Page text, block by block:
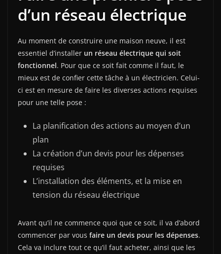
d’un réseau électrique
Au moment de construire une maison neuve, il est
essentiel d’installer un réseau électrique qui soit
fonctionnel. Pour que ce soit fait comme il faut, le
mieux est de confier cette tâche à un électricien. Celui-
ci est en mesure de faire les diverses actions requises
pour une telle pose :
La planification des actions au moyen d’un
plan
La création d’un devis pour les dépenses
requises
L’installation des éléments, et la mise en
tension du réseau électrique
Avant qu’il ne commence quoi que ce soit, il va d’abord
commencer par vous faire un devis pour les dépenses.
Cela va inclure tout ce qu’il faut acheter, ainsi que les